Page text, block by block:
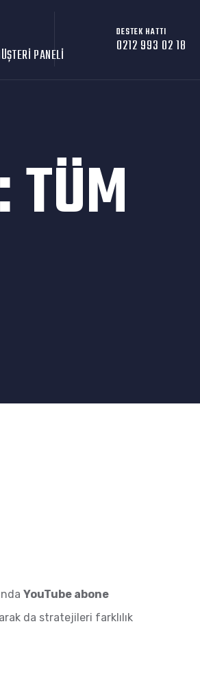
PANELI
DESTEK HATTI
0212 993 02 18
TÜM
YouTube abone
da stratejileri farklılık